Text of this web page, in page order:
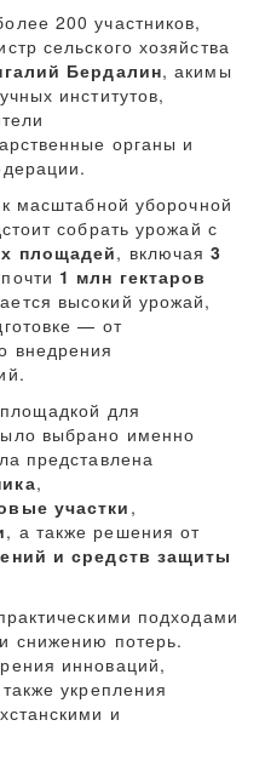
200 участников,
сельского хозяйства
Бердалин, акимы
институтов,
органы и
масштабной уборочной
собрать урожай с
площадей, включая3
1 млн гектаров
высокий урожай,
— от
внедрения
для
выбрано именно
представлена
,
участки ,
, а также решения от
и средств защиты
подходами
снижению потерь.
инноваций,
укрепления
и